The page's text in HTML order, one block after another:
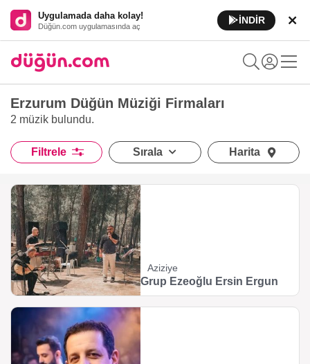
Uygulamada daha kolay!
Düğün.com uygulamasında aç
İNDİR
Erzurum Düğün Müziği Firmaları
2 müzik bulundu.
Filtrele Sırala Harita
Aziziye
Grup Ezeoğlu Ersin Ergun